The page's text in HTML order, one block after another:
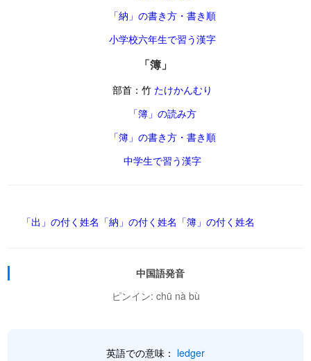
「納」の書き方・書き順
小学校六年生で習う漢字
「簿」
部首：竹 たけかんむり
「簿」の読み方
「簿」の書き方・書き順
中学生で習う漢字
「出」の付く姓名 「納」の付く姓名 「簿」の付く姓名
中国語発音
ピンイン: chū nà bù
英語での意味： ledger